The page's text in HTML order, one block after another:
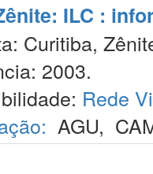
ILC :
Curitiba,
2003.
Rede
AGU,